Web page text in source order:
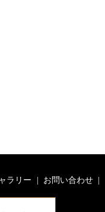
ラリー お問い合わせ